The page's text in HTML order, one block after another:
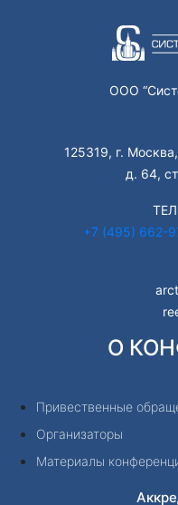
ООО
125319, г.
д. 64,
+7 (495) 662-
О
Привественные
Организаторы
Материалы